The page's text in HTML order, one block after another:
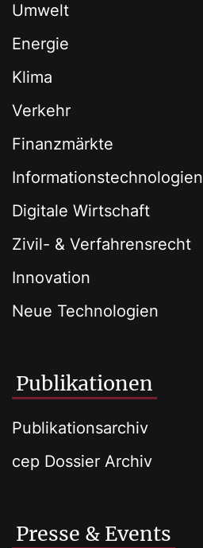
Umwelt
Energie
Klima
Verkehr
Finanzmärkte
Informationstechnologien
Digitale Wirtschaft
Zivil- & Verfahrensrecht
Innovation
Neue Technologien
Publikationen
Publikationsarchiv
cep Dossier Archiv
Presse & Events